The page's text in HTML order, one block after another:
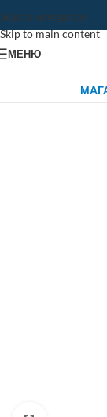
Skip to navigation
Skip to main content
МЕНЮ